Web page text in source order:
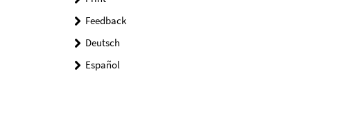
Feedback
Deutsch
Español